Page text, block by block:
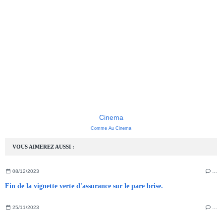
VOUS AIMEREZ AUSSI :
08/12/2023
Fin de la vignette verte d'assurance sur le pare brise.
25/11/2023
Cinema
Comme Au Cinema